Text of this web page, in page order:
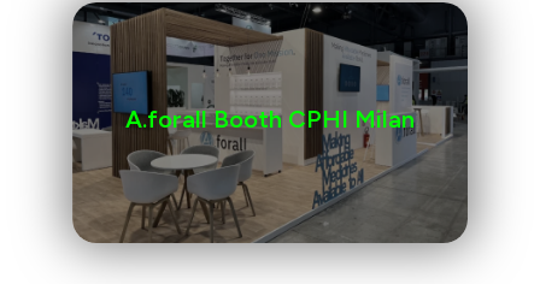
A.forall Booth CPHI Milan